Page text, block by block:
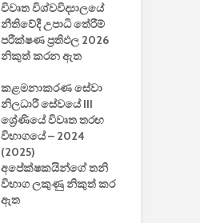
විවෘත විශ්වවිද්‍යාලයේ
නීතිවේදී උපාධි තේරීම්
පරීක්ෂණ ප්‍රතිඵල 2026
නිකුත් කරන ඇත
කළමනාකරණ සේවා
නිලධාරී සේවයේ III
ශ්‍රේණියේ විවෘත තරඟ
විභාගයේ – 2024
(2025)
අපේක්ෂකයින්ගේ තනි
විභාග ලකුණු නිකුත් කර
ඇත